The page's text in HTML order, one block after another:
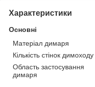
Характеристики
Основні
Матеріал димаря
Кількість стінок димоходу
Область застосування
димаря